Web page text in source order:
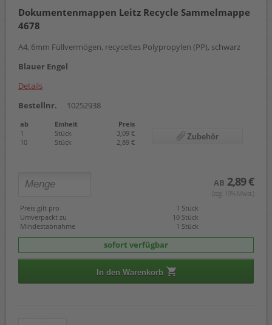
Dokumentenmappen Leitz Recycle Sammelmappe
4678
A4, 6mm Füllvermögen, recyceltes Polypropylen (PP), schwarz
Blauer Engel
Details
Bestellnr.
10252938
ab Einheit
Preis
1
Stück
3,09 €
10
Stück 2,89 €
Zubehör
AB 2,89 €
(zzgl. 19% Mwst.)
Preis gilt pro
1 Stück
Umverpackt zu
10 Stück
Mindestabnahme
1 Stück
sofort verfügbar
In den Warenkorb